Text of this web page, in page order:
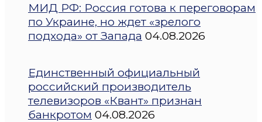
МИД РФ: Россия готова к переговорам
по Украине, но ждет «зрелого
подхода» от Запада 04.08.2026
Единственный официальный
российский производитель
телевизоров «Квант» признан
банкротом 04.08.2026